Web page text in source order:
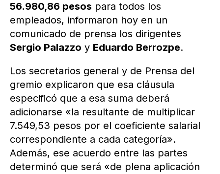
56.980,86 pesos para todos los
empleados, informaron hoy en un
comunicado de prensa los dirigentes
Sergio Palazzo y Eduardo Berrozpe.
Los secretarios general y de Prensa del
gremio explicaron que esa cláusula
especificó que a esa suma deberá
adicionarse «la resultante de multiplicar
7.549,53 pesos por el coeficiente salarial
correspondiente a cada categoría».
Además, ese acuerdo entre las partes
determinó que será «de plena aplicación